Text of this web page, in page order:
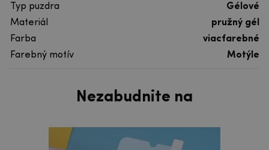
Typ puzdra
Gélové
Materiál
pružný gél
Farba
viacfarebné
Farebný motív
Motýle
Nezabudnite na